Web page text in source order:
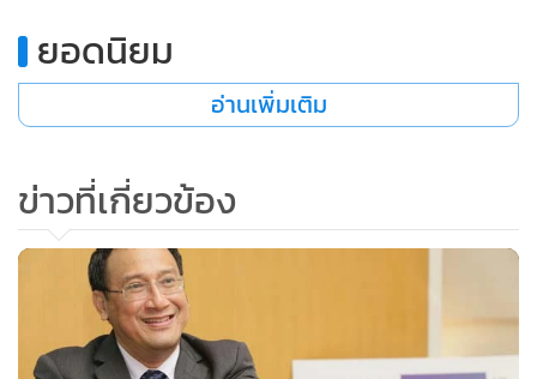
จะสามารถนำไปใช้อะไรได้อย่างหลากหลาย ในเมื่อมีข้อมูลอยู่
แล้วทำไมไม่นำมาบริหารจัดการให้เกิดประโยชน์เพิ่มมากขึ้น
ยอดนิยม
อ่านเพิ่มเติม
ข่าวที่เกี่ยวข้อง